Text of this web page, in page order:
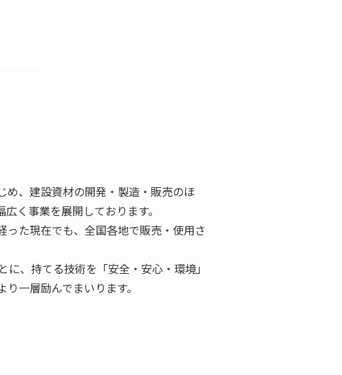
め、建設資材の開発・製造・販売のほ
く事業を展開しております。
た現在でも、全国各地で販売・使用さ
、持てる技術を「安全・安心・環境」
一層励んでまいります。